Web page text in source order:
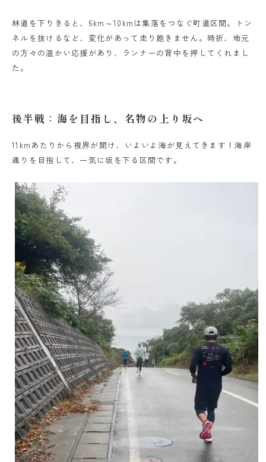
林道を下りきると、6km～10kmは集落をつなぐ町道区間。トン
ネルを抜けるなど、変化があって走り飽きません。時折、地元
の方々の温かい応援があり、ランナーの背中を押してくれまし
た。
後半戦：海を目指し、名物の上り坂へ
11kmあたりから視界が開け、いよいよ海が見えてきます！海岸
通りを目指して、一気に坂を下る区間です。